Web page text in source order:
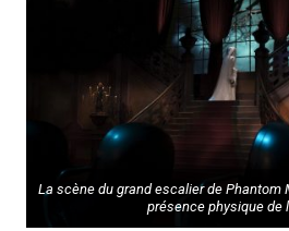
La scène du grand escalier de Phantom
présence physique de